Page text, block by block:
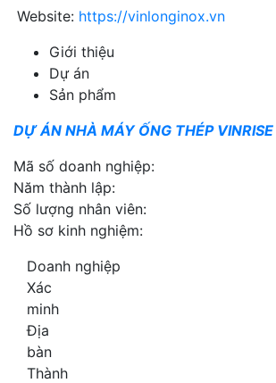
Website: https://vinlonginox.vn
Giới thiệu
Dự án
Sản phẩm
DỰ ÁN NHÀ MÁY ỐNG THÉP
Mã số doanh nghiệp:
Năm thành lập:
Số lượng nhân viên:
Hồ sơ kinh nghiệm:
Doanh nghiệp
Xác
minh
Địa
bàn
Thành